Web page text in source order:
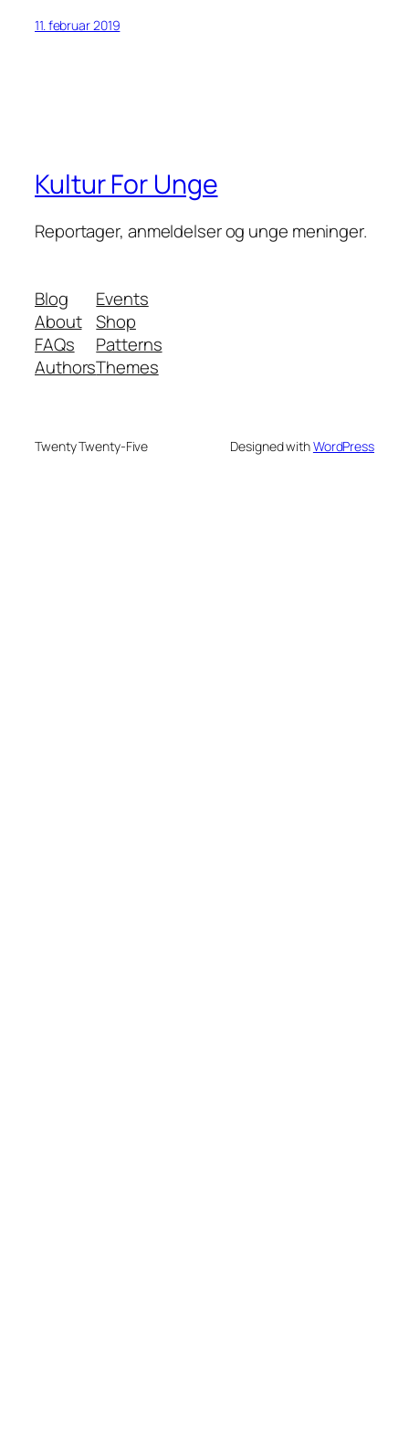
11. februar 2019
Kultur For Unge
Reportager, anmeldelser og unge meninger.
Blog
About
FAQs
Authors
Events
Shop
Patterns
Themes
Twenty Twenty-Five Designed withWordPress